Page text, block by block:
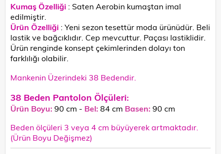
Kumaş Özelliği : Saten Aerobin kumaştan imal
edilmiştir.
Ürün Özelliği : Yeni sezon tesettür moda ürünüdür. Beli
lastik ve bağcıklıdır. Cep mevcuttur. Paçası lastiklidir.
Ürün renginde konsept çekimlerinden dolayı ton
farklılığı olabilir.
Mankenin Üzerindeki 38 Bedendir.
38 Beden Pantolon Ölçüleri:
Ürün Boyu:90 cm - Bel:84 cm Basen:90 cm
Beden ölçüleri 3 veya 4 cm büyüyerek artmaktadır.
(Ürün Boyu Değişmez)